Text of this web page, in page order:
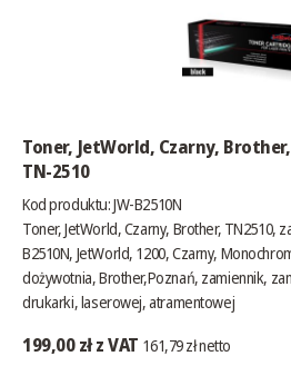
Toner, JetWorld, Czarny,
TN-2510
Kod produktu: JW-B2510N
Toner, JetWorld, Czarny, Brother, TN2510,
B2510N, JetWorld, 1200, Czarny,
dożywotnia, Brother,Poznań, zamiennik,
drukarki, laserowej, atramentowej
199,00 zł z VAT 161,79 zł netto